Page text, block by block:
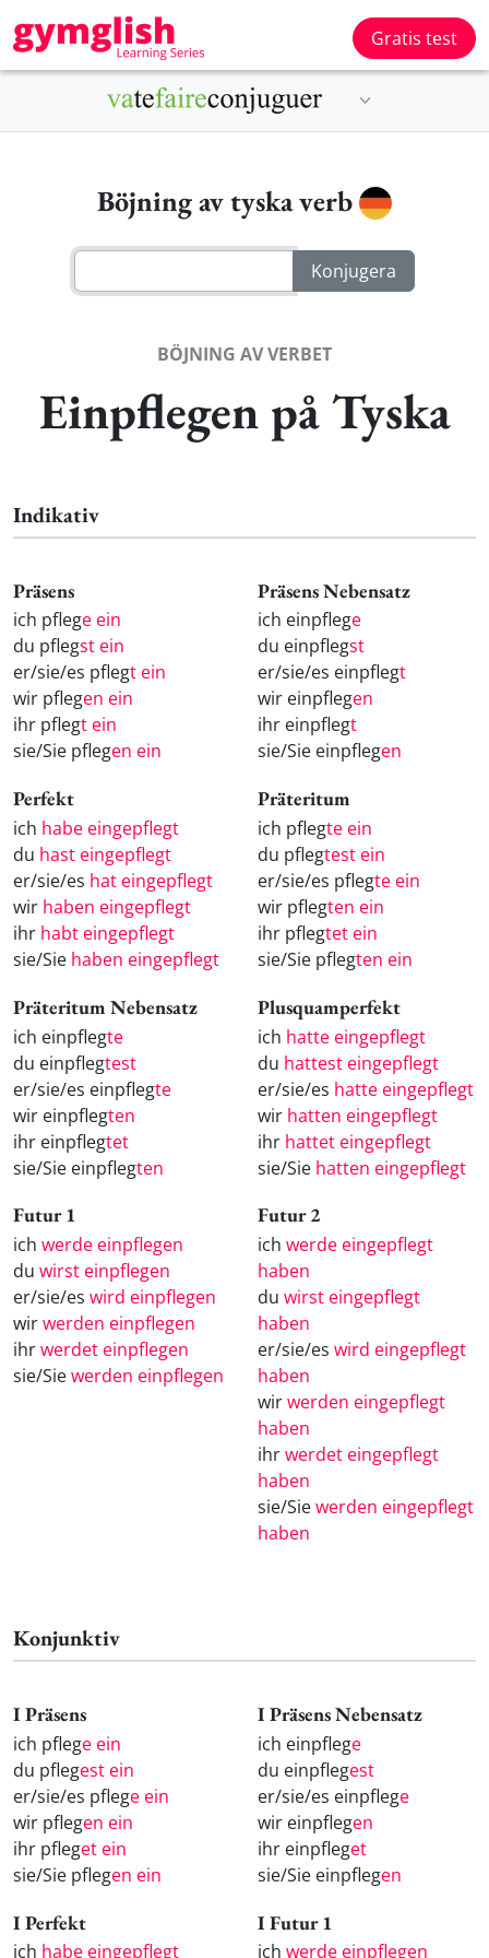
Gratis test
Böjning av tyska verb
BÖJNING AV VERBET
Einpflegen på Tyska
Indikativ
Präsens
ich pflege ein
du pflegst ein
er/sie/es pflegt ein
wir pflegen ein
ihr pflegt ein
sie/Sie pflegen ein
Präsens Nebensatz
ich einpflege
du einpflegst
er/sie/es einpflegt
wir einpflegen
ihr einpflegt
sie/Sie einpflegen
Perfekt
ich habe eingepflegt
du hast eingepflegt
er/sie/es hat eingepflegt
wir haben eingepflegt
ihr habt eingepflegt
sie/Sie haben eingepflegt
Präteritum
ich pflegte ein
du pflegtest ein
er/sie/es pflegte ein
wir pflegten ein
ihr pflegtet ein
sie/Sie pflegten ein
Präteritum Nebensatz
ich einpflegte
du einpflegtest
er/sie/es einpflegte
wir einpflegten
ihr einpflegtet
sie/Sie einpflegten
Plusquamperfekt
ich hatte eingepflegt
du hattest eingepflegt
er/sie/es hatte eingepflegt
wir hatten eingepflegt
ihr hattet eingepflegt
sie/Sie hatten eingepflegt
Futur 1
ich werde einpflegen
du wirst einpflegen
er/sie/es wird einpflegen
wirwerden einpflegen
ihrwerdet einpflegen
sie/Siewerden einpflegen
Futur 2
ich werde eingepflegt
haben
du wirst eingepflegt
haben
er/sie/es wird eingepflegt
haben
wirwerden eingepflegt
haben
ihrwerdet eingepflegt
haben
sie/Siewerden eingepflegt
haben
Konjunktiv
I Präsens
ich pflege ein
du pflegest ein
er/sie/es pflege ein
wir pflegen ein
ihr pfleget ein
sie/Sie pflegen ein
I Präsens Nebensatz
ich einpflege
du einpflegest
er/sie/es einpflege
wir einpflegen
ihr einpfleget
sie/Sie einpflegen
I Perfekt
ich habe eingepflegt
I Futur 1
ich werde einpflegen